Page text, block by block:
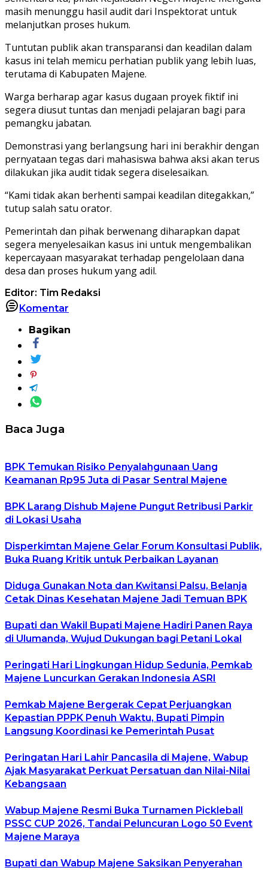
masih menunggu hasil audit dari Inspektorat untuk
melanjutkan proses hukum.
Tuntutan publik akan transparansi dan keadilan dalam
kasus ini telah memicu perhatian publik yang lebih luas,
terutama di Kabupaten Majene.
Warga berharap agar kasus dugaan proyek fiktif ini
segera diusut tuntas dan menjadi pelajaran bagi para
pemangku jabatan.
Demonstrasi yang berlangsung hari ini berakhir dengan
pernyataan tegas dari mahasiswa bahwa aksi akan terus
dilakukan jika audit tidak segera diselesaikan.
“Kami tidak akan berhenti sampai keadilan ditegakkan,”
tutup salah satu orator.
Pemerintah dan pihak berwenang diharapkan dapat
segera menyelesaikan kasus ini untuk mengembalikan
kepercayaan masyarakat terhadap pengelolaan dana
desa dan proses hukum yang adil.
Editor: Tim Redaksi
Komentar
Bagikan
Baca Juga
BPK Temukan Risiko Penyalahgunaan Uang
Keamanan Rp95 Juta di Pasar Sentral Majene
BPK Larang Dishub Majene Pungut Retribusi Parkir
di Lokasi Usaha
Disperkimtan Majene Gelar Forum Konsultasi Publik,
Buka Ruang Kritik untuk Perbaikan Layanan
Diduga Gunakan Nota dan Kwitansi Palsu, Belanja
Cetak Dinas Kesehatan Majene Jadi Temuan BPK
Bupati dan Wakil Bupati Majene Hadiri Panen Raya
di Ulumanda, Wujud Dukungan bagi Petani Lokal
Peringati Hari Lingkungan Hidup Sedunia, Pemkab
Majene Luncurkan Gerakan Indonesia ASRI
Pemkab Majene Bergerak Cepat Perjuangkan
Kepastian PPPK Penuh Waktu, Bupati Pimpin
Langsung Koordinasi ke Pemerintah Pusat
Peringatan Hari Lahir Pancasila di Majene, Wabup
Ajak Masyarakat Perkuat Persatuan dan Nilai-Nilai
Kebangsaan
Wabup Majene Resmi Buka Turnamen Pickleball
PSSC CUP 2026, Tandai Peluncuran Logo 50 Event
Majene Maraya
Bupati dan Wabup Majene Saksikan Penyerahan